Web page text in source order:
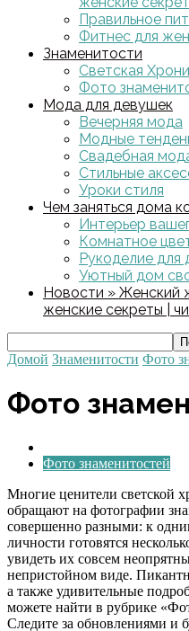
Правильное
Фитнес для
Знаменитости
Светская
Фото
Мода для девушек
Вечерняя мода
Модные
Свадебная
Стильные
Уроки стиля
Чем заняться дома
Интерьер
Комнатное
Рукоделие для
Уютный дом
Новости » Женский
женские секреты |
Домой Знаменитости Фото
Фото
Фото знаменитостей
Многие ценители светской
обращают на фотографии
совершенно разными: к
личности готовятся
увидеть их совсем
непристойном виде.
а также удивительные
можете найти в рубрике
Следите за обновлениями и